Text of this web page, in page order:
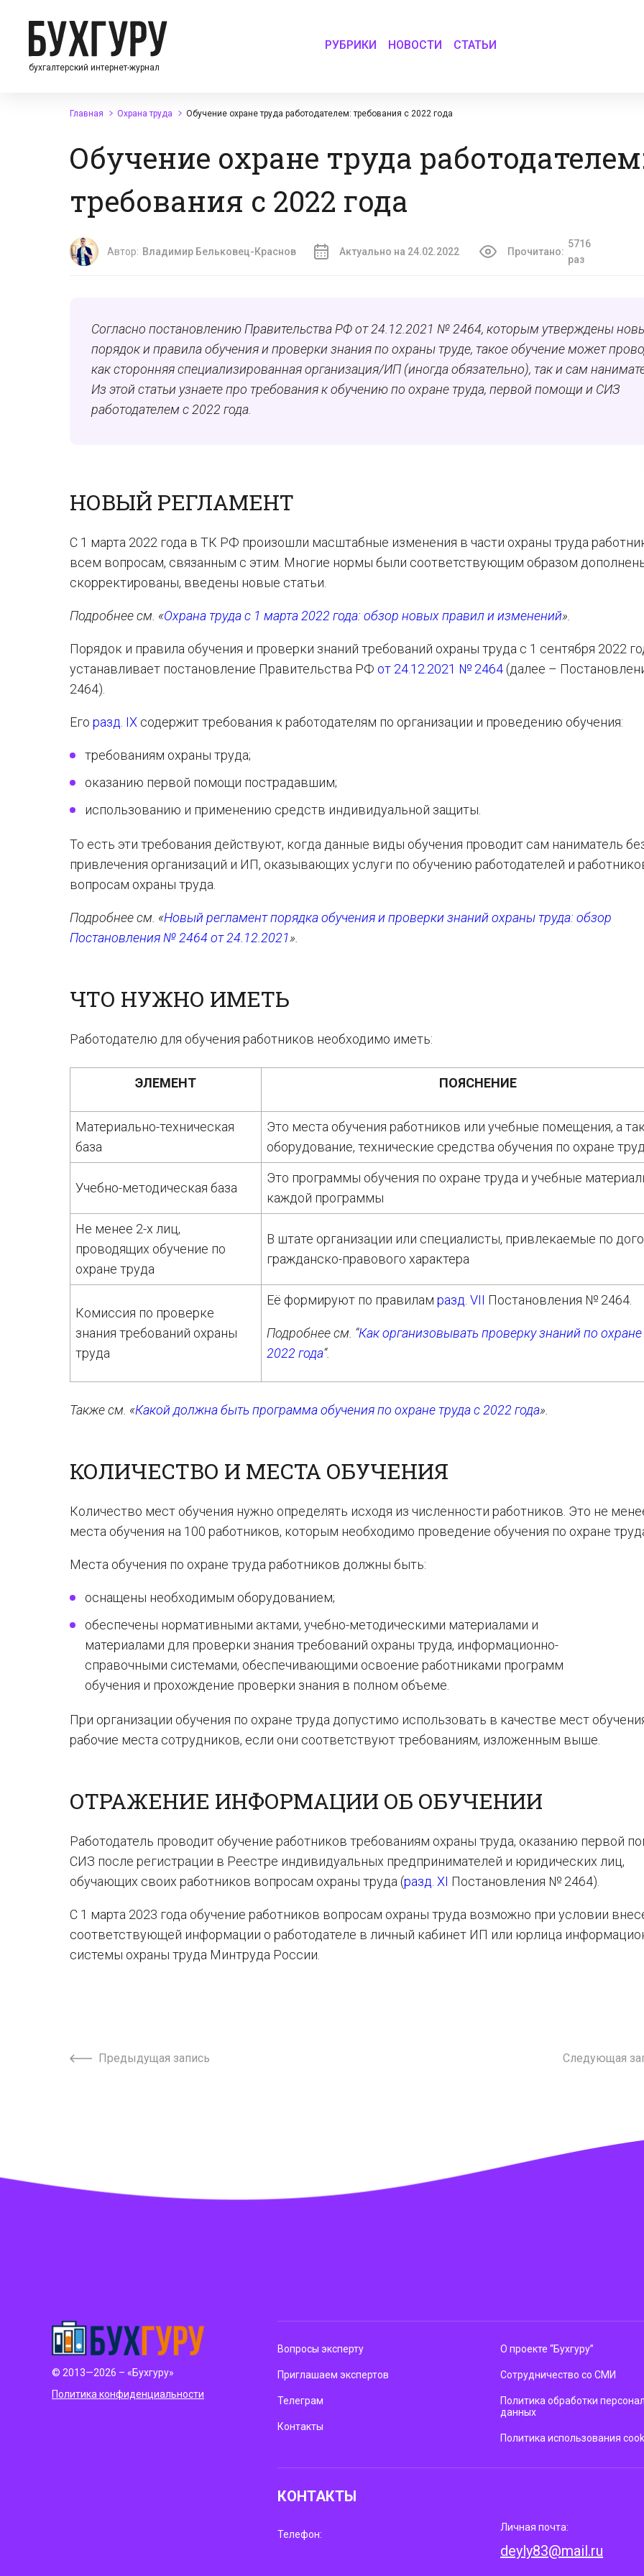
бухгалтерский интернет-журнал
РУБРИКИ НОВОСТИ СТАТЬИ
Главная Охрана труда Обучение охране труда работодателем: требования с 2022 года
Обучение охране труда
требования с 2022 года
Автор: Владимир Бельковец-Краснов Актуально на 24.02.2022 Прочитано:
5716
раз
Согласно постановлению Правительства РФ от 24.12.2021 № 2464, которым утверждены
порядок и правила обучения и проверки знания по охраны труде, такое обучение может
как сторонняя специализированная организация/ИП (иногда обязательно), так и сам
Из этой статьи узнаете про требования к обучению по охране труда, первой помощи и СИЗ
работодателем с 2022 года.
НОВЫЙ РЕГЛАМЕНТ
С 1 марта 2022 года в ТК РФ произошли масштабные изменения в части охраны труда
всем вопросам, связанным с этим. Многие нормы были соответствующим образом
скорректированы, введены новые статьи.
Подробнее см. «Охрана труда с 1 марта 2022 года: обзор новых правил и изменений».
Порядок и правила обучения и проверки знаний требований охраны труда с 1 сентября 2022
устанавливает постановление Правительства РФ от 24.12.2021 № 2464 (далее –
2464).
Его разд. IX содержит требования к работодателям по организации и проведению обучения:
требованиям охраны труда;
оказанию первой помощи пострадавшим;
использованию и применению средств индивидуальной защиты.
То есть эти требования действуют, когда данные виды обучения проводит сам наниматель
привлечения организаций и ИП, оказывающих услуги по обучению работодателей и
вопросам охраны труда.
Подробнее см. «Новый регламент порядка обучения и проверки знаний охраны труда: обзор
Постановления № 2464 от 24.12.2021».
ЧТО НУЖНО ИМЕТЬ
Работодателю для обучения работников необходимо иметь:
ЭЛЕМЕНТ ПОЯСНЕНИЕ
Материально-техническая
база
Это места обучения работников или учебные помещения, а
оборудование, технические средства обучения по охране
Учебно-методическая база
Это программы обучения по охране труда и учебные
каждой программы
Не менее 2-х лиц,
проводящих обучение по
охране труда
В штате организации или специалисты, привлекаемые по
гражданско-правового характера
Комиссия по проверке
знания требований охраны
труда
Её формируют по правиламразд. VII Постановления № 2464.
Подробнее см. “Как организовывать проверку знаний по охране
2022 года“.
Также см. «Какой должна быть программа обучения по охране труда с 2022 года».
КОЛИЧЕСТВО И МЕСТА ОБУЧЕНИЯ
Количество мест обучения нужно определять исходя из численности работников. Это не
места обучения на 100 работников, которым необходимо проведение обучения по охране
Места обучения по охране труда работников должны быть:
оснащены необходимым оборудованием;
обеспечены нормативными актами, учебно-методическими материалами и
материалами для проверки знания требований охраны труда, информационно-
справочными системами, обеспечивающими освоение работниками программ
обучения и прохождение проверки знания в полном объеме.
При организации обучения по охране труда допустимо использовать в качестве мест
рабочие места сотрудников, если они соответствуют требованиям, изложенным выше.
ОТРАЖЕНИЕ ИНФОРМАЦИИ ОБ ОБУЧЕНИИ
Работодатель проводит обучение работников требованиям охраны труда, оказанию первой
СИЗ после регистрации в Реестре индивидуальных предпринимателей и юридических лиц,
обучающих своих работников вопросам охраны труда (разд. XI Постановления № 2464).
С 1 марта 2023 года обучение работников вопросам охраны труда возможно при условии
соответствующей информации о работодателе в личный кабинет ИП или юрлица
системы охраны труда Минтруда России.
Предыдущая запись Следующая
© 2013—2026 – «Бухгуру»
Политика конфиденциальности
Вопросы эксперту
Приглашаем экспертов
Телеграм
Контакты
О проекте “Бухгуру”
Сотрудничество со СМИ
Политика обработки
данных
Политика использования
КОНТАКТЫ
Телефон:
Личная почта:
deyly83@mail.ru